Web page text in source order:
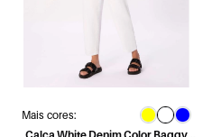
Mais cores: